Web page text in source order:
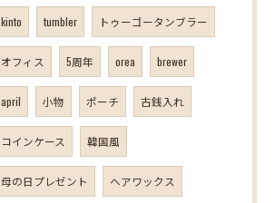
kinto tumbler トゥーゴータンブラー
オフィス 5周年 orea brewer
april 小物 ポーチ 古銭入れ
コインケース 韓国風
母の日プレゼント ヘアワックス